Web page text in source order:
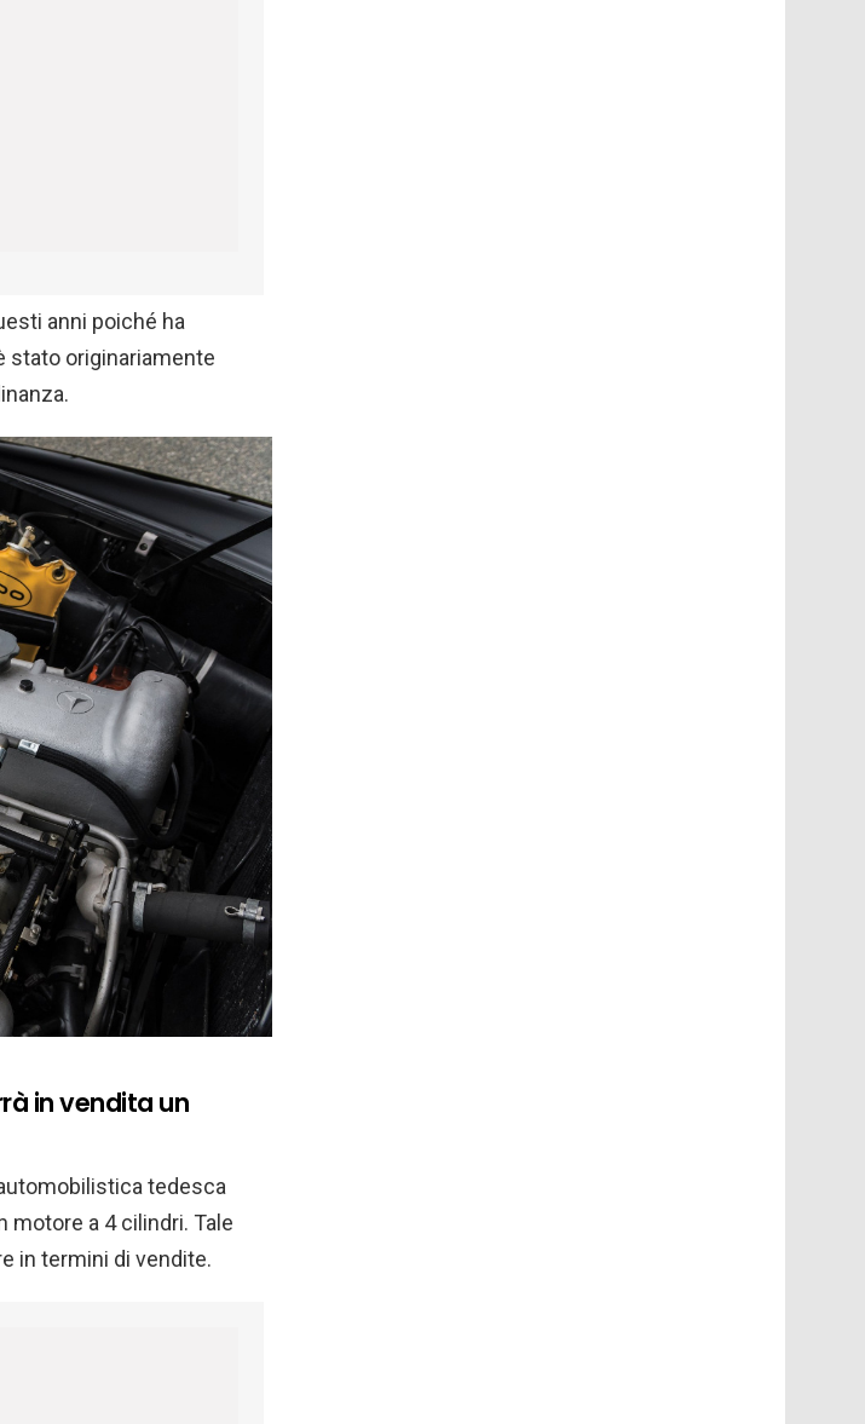
anni poiché ha
stato originariamente
in vendita un
tedesca
motore a 4 cilindri. Tale
in termini di vendite.